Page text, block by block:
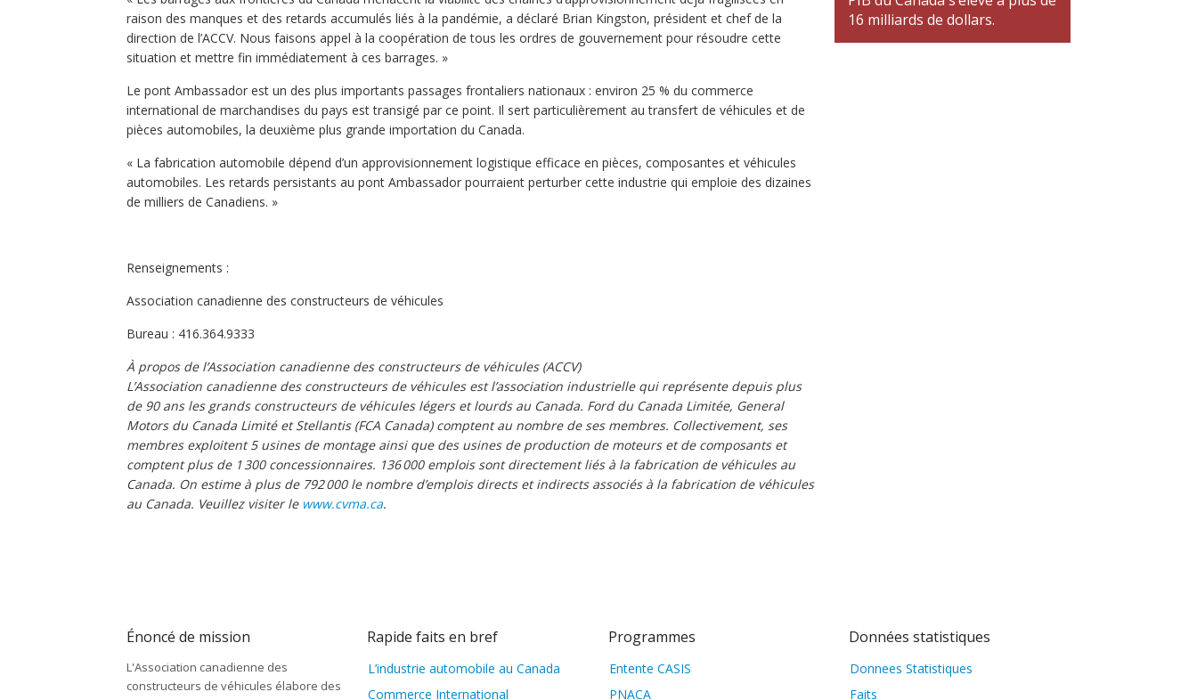
raison des manques et des retards accumulés liés à la pandémie, a déclaré Brian Kingston, président et chef de la
direction de l’ACCV. Nous faisons appel à la coopération de tous les ordres de gouvernement pour résoudre cette
situation et mettre fin immédiatement à ces barrages. »
Le pont Ambassador est un des plus importants passages frontaliers nationaux : environ 25 % du commerce
international de marchandises du pays est transigé par ce point. Il sert particulièrement au transfert de véhicules et de
pièces automobiles, la deuxième plus grande importation du Canada.
« La fabrication automobile dépend d’un approvisionnement logistique efficace en pièces, composantes et véhicules
automobiles. Les retards persistants au pont Ambassador pourraient perturber cette industrie qui emploie des dizaines
de milliers de Canadiens. »
Renseignements :
Association canadienne des constructeurs de véhicules
Bureau : 416.364.9333
À propos de l’Association canadienne des constructeurs de véhicules (ACCV)
L’Association canadienne des constructeurs de véhicules est l’association industrielle qui représente depuis plus
de 90 ans les grands constructeurs de véhicules légers et lourds au Canada. Ford du Canada Limitée, General
Motors du Canada Limité et Stellantis (FCA Canada) comptent au nombre de ses membres. Collectivement, ses
membres exploitent 5 usines de montage ainsi que des usines de production de moteurs et de composants et
comptent plus de 1 300 concessionnaires. 136 000 emplois sont directement liés à la fabrication de véhicules au
Canada. On estime à plus de 792 000 le nombre d’emplois directs et indirects associés à la fabrication de véhicules
au Canada. Veuillez visiter le www.cvma.ca.
16 milliards de dollars.
Énoncé de mission
L'Association canadienne des
constructeurs de véhicules élabore des
Rapide faits en bref
L’industrie automobile au Canada
Commerce International
Programmes
Entente CASIS
PNACA
Données statistiques
Donnees Statistiques
Faits